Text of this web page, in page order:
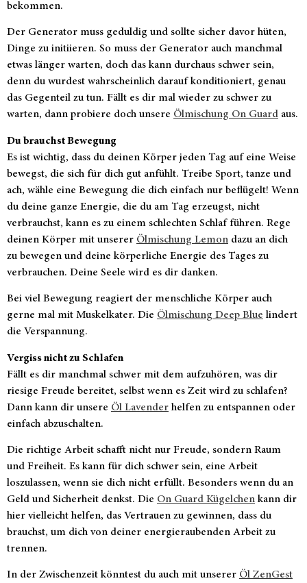
bekommen.
Der Generator muss geduldig und sollte sicher davor hüten,
Dinge zu initiieren. So muss der Generator auch manchmal
etwas länger warten, doch das kann durchaus schwer sein,
denn du wurdest wahrscheinlich darauf konditioniert, genau
das Gegenteil zu tun. Fällt es dir mal wieder zu schwer zu
warten, dann probiere doch unsere Ölmischung On Guard aus.
Du brauchst Bewegung
Es ist wichtig, dass du deinen Körper jeden Tag auf eine Weise
bewegst, die sich für dich gut anfühlt. Treibe Sport, tanze und
ach, wähle eine Bewegung die dich einfach nur beflügelt! Wenn
du deine ganze Energie, die du am Tag erzeugst, nicht
verbrauchst, kann es zu einem schlechten Schlaf führen. Rege
deinen Körper mit unserer Ölmischung Lemon dazu an dich
zu bewegen und deine körperliche Energie des Tages zu
verbrauchen. Deine Seele wird es dir danken.
Bei viel Bewegung reagiert der menschliche Körper auch
gerne mal mit Muskelkater. Die Ölmischung Deep Blue lindert
die Verspannung.
Vergiss nicht zu Schlafen
Fällt es dir manchmal schwer mit dem aufzuhören, was dir
riesige Freude bereitet, selbst wenn es Zeit wird zu schlafen?
Dann kann dir unsere Öl Lavender helfen zu entspannen oder
einfach abzuschalten.
Die richtige Arbeit schafft nicht nur Freude, sondern Raum
und Freiheit. Es kann für dich schwer sein, eine Arbeit
loszulassen, wenn sie dich nicht erfüllt. Besonders wenn du an
Geld und Sicherheit denkst. Die On Guard Kügelchen kann dir
hier vielleicht helfen, das Vertrauen zu gewinnen, dass du
brauchst, um dich von deiner energieraubenden Arbeit zu
trennen.
In der Zwischenzeit könntest du auch mit unserer Öl ZenGest